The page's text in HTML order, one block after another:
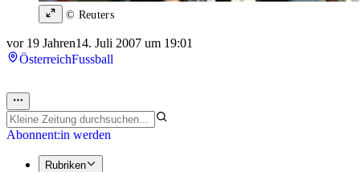
© Reuters
vor 19 Jahren14. Juli 2007 um 19:01
ÖsterreichFussball
Abonnent:in werden
Rubriken